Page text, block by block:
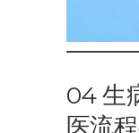
04 生
医流